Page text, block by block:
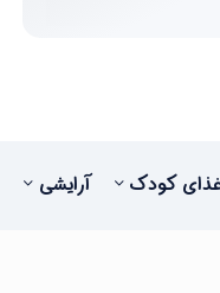
کودک آرایشی